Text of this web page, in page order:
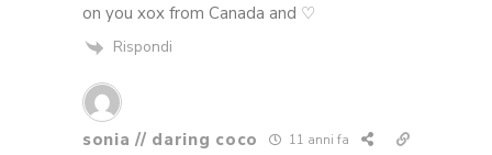
on you xox from Canada and ♡
Rispondi
sonia // daring coco 11 anni fa